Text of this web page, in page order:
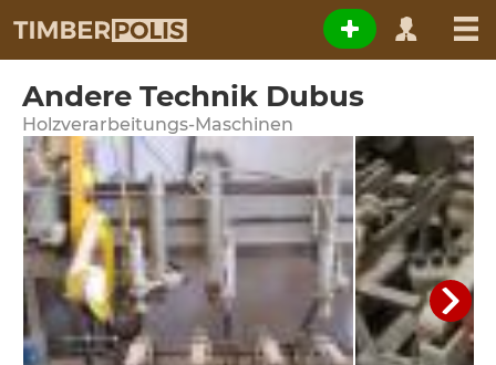
Andere Technik Dubus
Holzverarbeitungs-Maschinen